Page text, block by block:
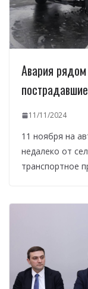
Авария
пострадавшие
11/11/2024
11 ноября на
недалеко от
транспортное